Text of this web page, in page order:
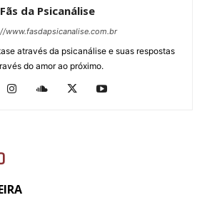
Fãs da Psicanálise
www.fasdapsicanalise.com.br
através da psicanálise e suas respostas
do amor ao próximo.